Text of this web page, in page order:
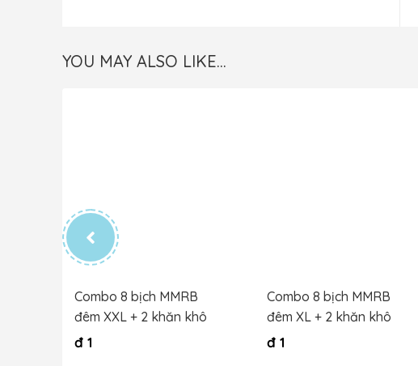
YOU MAY ALSO LIKE…
Combo 8 bịch MMRB
đêm XXL + 2 khăn khô
đ 1
Combo 8 bịch MMRB
đêm XL + 2 khăn khô
đ 1